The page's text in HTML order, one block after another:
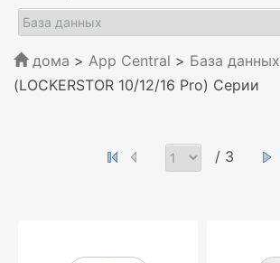
дома > App Central > База данных
(LOCKERSTOR 10/12/16 Pro) Серии
/ 3